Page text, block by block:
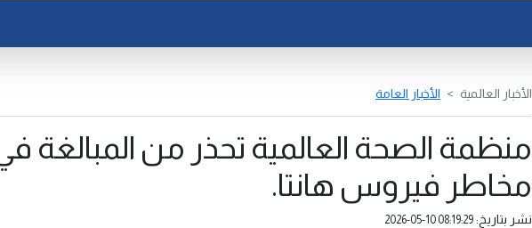
الأخبار العالمية الأخبار العامة
منظمة الصحة العالمية تحذر من المبالغة
مخاطر فيروس هانتا.
نشر بتاريخ: 2026-05-10 08:19:29